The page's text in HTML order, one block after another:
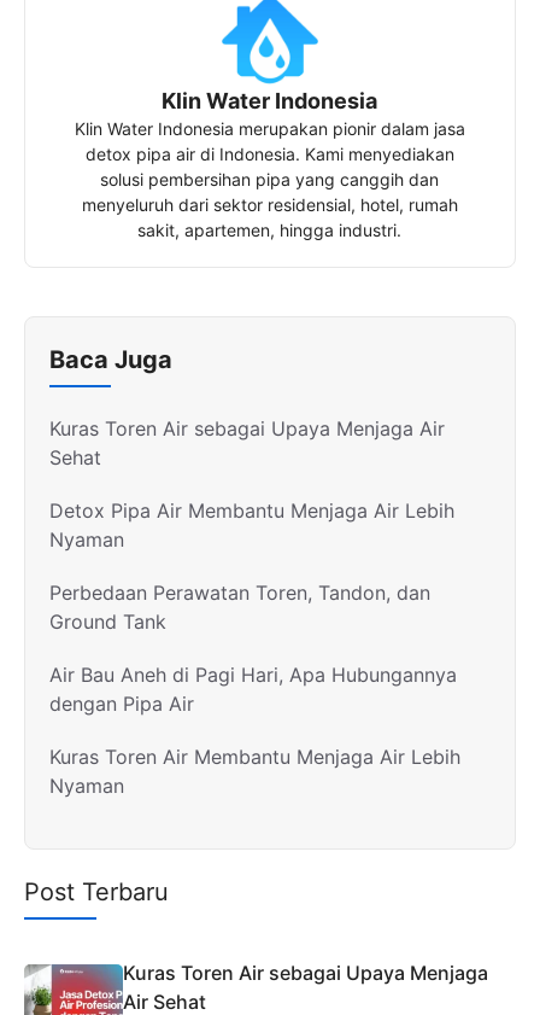
Klin Water Indonesia
Klin Water Indonesia merupakan pionir dalam jasa
detox pipa air di Indonesia. Kami menyediakan
solusi pembersihan pipa yang canggih dan
menyeluruh dari sektor residensial, hotel, rumah
sakit, apartemen, hingga industri.
Baca Juga
Kuras Toren Air sebagai Upaya Menjaga Air
Sehat
Detox Pipa Air Membantu Menjaga Air Lebih
Nyaman
Perbedaan Perawatan Toren, Tandon, dan
Ground Tank
Air Bau Aneh di Pagi Hari, Apa Hubungannya
dengan Pipa Air
Kuras Toren Air Membantu Menjaga Air Lebih
Nyaman
Post Terbaru
Kuras Toren Air sebagai Upaya Menjaga
Air Sehat